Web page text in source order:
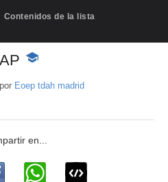
Contenidos de la lista
-
educativo
por Eoep tdah madrid